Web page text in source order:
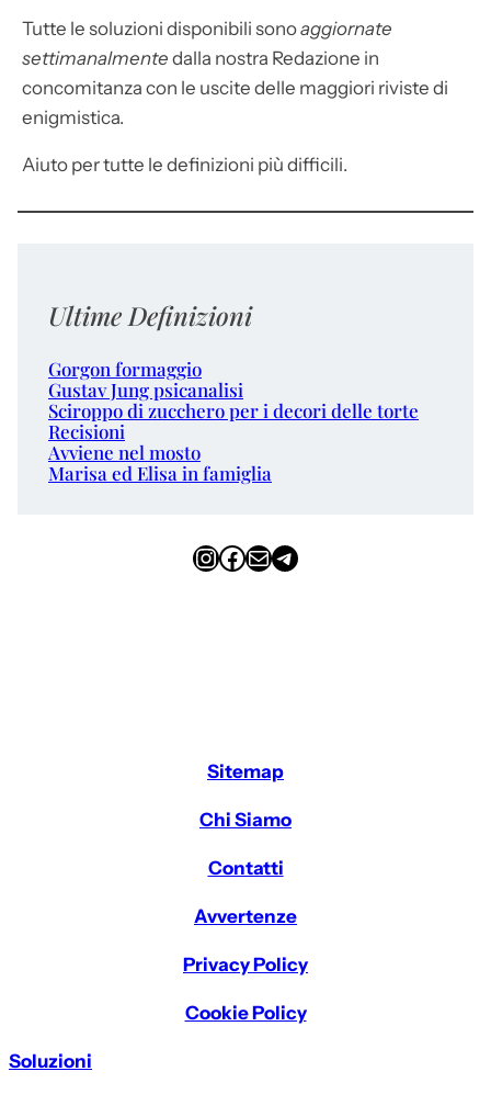
Tutte le soluzioni disponibili sonoaggiornate
settimanalmente dalla nostra Redazione in
concomitanza con le uscite delle maggiori riviste di
enigmistica.
Aiuto per tutte le definizioni più difficili.
Ultime Definizioni
Gorgon formaggio
Gustav Jung psicanalisi
Sciroppo di zucchero per i decori delle torte
Recisioni
Avviene nel mosto
Marisa ed Elisa in famiglia
InstagramFacebook Email Telegram
Sitemap
Chi Siamo
Contatti
Avvertenze
Privacy Policy
Cookie Policy
Soluzioni